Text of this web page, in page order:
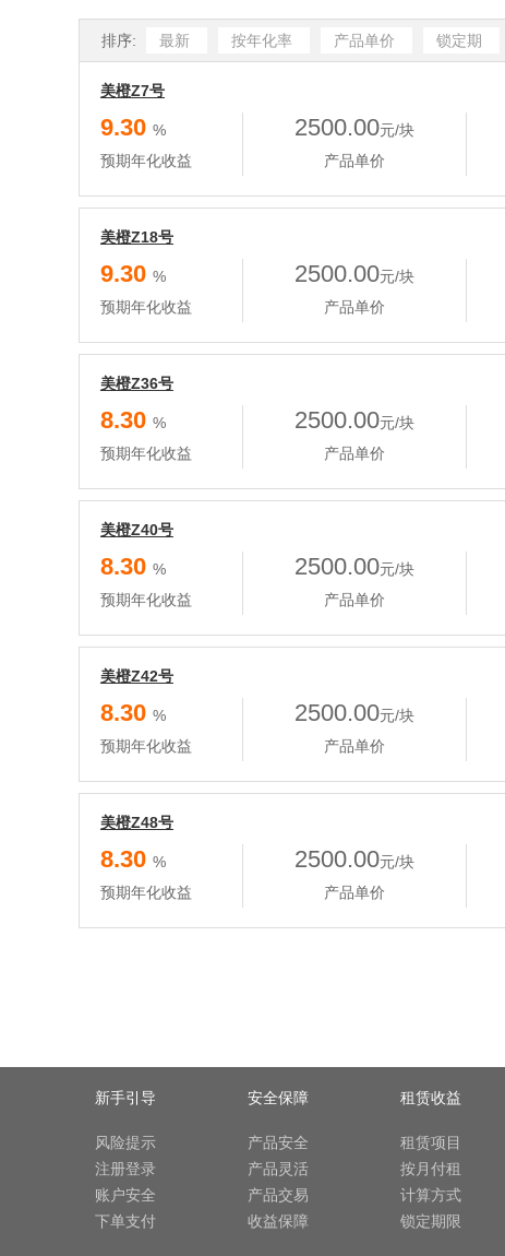
排序: 最新 按年化率 产品单价 锁定期
美橙Z7号
9.30 %
预期年化收益
2500.00元/块
产品单价
美橙Z18号
9.30 %
预期年化收益
2500.00元/块
产品单价
美橙Z36号
8.30 %
预期年化收益
2500.00元/块
产品单价
美橙Z40号
8.30 %
预期年化收益
2500.00元/块
产品单价
美橙Z42号
8.30 %
预期年化收益
2500.00元/块
产品单价
美橙Z48号
8.30 %
预期年化收益
2500.00元/块
产品单价
新手引导
风险提示
注册登录
账户安全
下单支付
安全保障
产品安全
产品灵活
产品交易
收益保障
租赁收益
租赁项目
按月付租
计算方式
锁定期限